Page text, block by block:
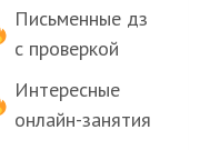
Письменные дз
с проверкой
Интересные
онлайн-занятия